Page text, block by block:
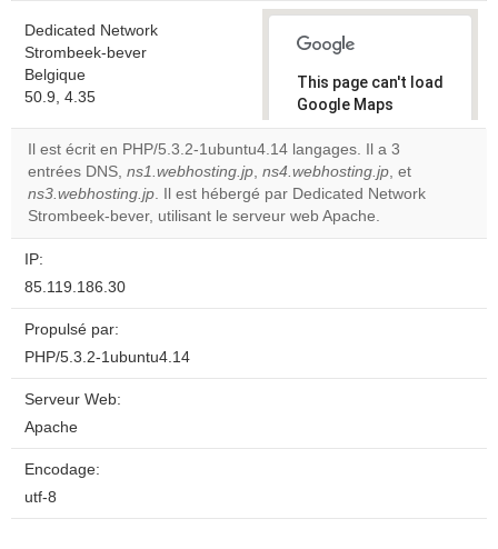
Dedicated Network
Strombeek-bever
Belgique
50.9, 4.35
This page can't load
Google Maps
correctly.
Do you
own this
website?
OK
Il est écrit en PHP/5.3.2-1ubuntu4.14 langages. Il a 3
entrées DNS, ns1.webhosting.jp, ns4.webhosting.jp, et
ns3.webhosting.jp. Il est hébergé par Dedicated Network
Strombeek-bever, utilisant le serveur web Apache.
IP:
85.119.186.30
Propulsé par:
PHP/5.3.2-1ubuntu4.14
Serveur Web:
Apache
Encodage:
utf-8